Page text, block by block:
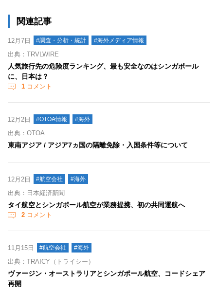
関連記事
12月7日 #調査・分析・統計 #海外メディア情報
出典：TRVLWIRE
人気旅行先の危険度ランキング、最も安全なのはシンガポール
に、日本は？
1 コメント
12月2日 #OTOA情報 #海外
出典：OTOA
東南アジア / アジア7ヵ国の隔離免除・入国条件等について
12月2日 #航空会社 #海外
出典：日本経済新聞
タイ航空とシンガポール航空が業務提携、初の共同運航へ
2 コメント
11月15日 #航空会社 #海外
出典：TRAICY（トライシー）
ヴァージン・オーストラリアとシンガポール航空、コードシェア
再開